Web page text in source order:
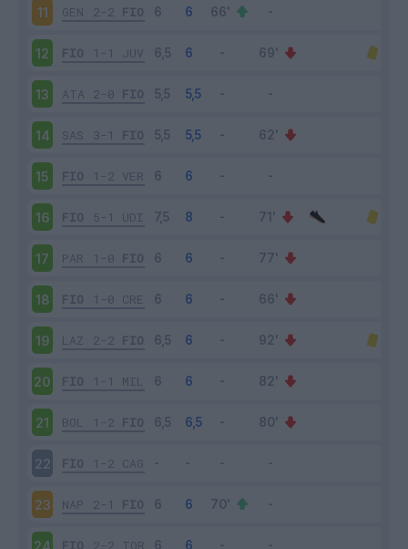
11 GEN 2-2 FIO
12 FIO 1-1 JUV
13 ATA 2-0 FIO
14 SAS 3-1 FIO
15 FIO 1-2 VER
16 FIO 5-1 UDI
17 PAR 1-0 FIO
18 FIO 1-0 CRE
19 LAZ 2-2 FIO
20 FIO 1-1 MIL
21 BOL 1-2 FIO
22 FIO 1-2 CAG
23 NAP 2-1 FIO
24 FIO 2-2 TOR